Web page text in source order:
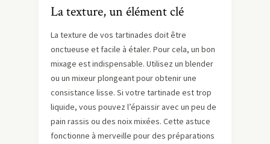
La texture, un élément clé
La texture de vos tartinades doit être
onctueuse et facile à étaler. Pour cela, un bon
mixage est indispensable. Utilisez un blender
ou un mixeur plongeant pour obtenir une
consistance lisse. Si votre tartinade est trop
liquide, vous pouvez l’épaissir avec un peu de
pain rassis ou des noix mixées. Cette astuce
fonctionne à merveille pour des préparations